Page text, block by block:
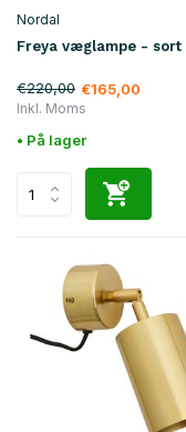
Nordal
Freya væglampe - sort
€220,00 €165,00
Inkl. Moms
• På lager